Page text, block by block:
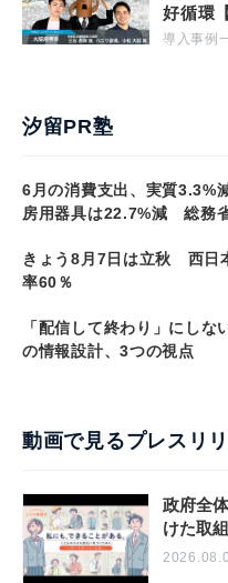
好循環
導入事例
汐留PR塾
6月の消費支出、実質
房用器具は22.7%減 総務
きょう8月7日は立秋 西日
率60％
「配信して終わり」にし
の情報設計、3つの視点
動画で見るプレスリ
政府全
けた取